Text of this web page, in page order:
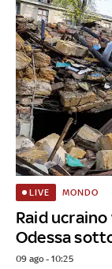
Raid
Odessa
LIVE MONDO
09 ago - 10:25